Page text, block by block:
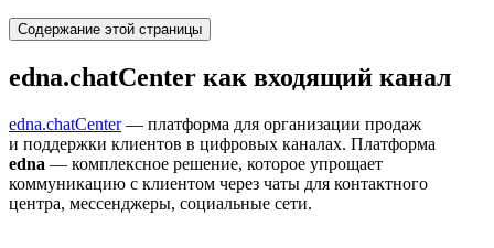
Содержание этой страницы
edna.chatCenter как входящий канал
edna.chatCenter— платформа для организации продаж
и поддержки клиентов в цифровых каналах. Платформа
edna — комплексное решение, которое упрощает
коммуникацию с клиентом через чаты для контактного
центра, мессенджеры, социальные сети.